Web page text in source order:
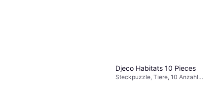
Djeco Habitats 10 Pieces
Steckpuzzle, Tiere, 10 Anzahl